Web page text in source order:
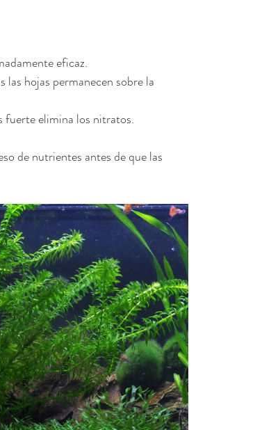
eficaz.
hojas permanecen sobre la
fuerte elimina los nitratos.
de nutrientes antes de que las